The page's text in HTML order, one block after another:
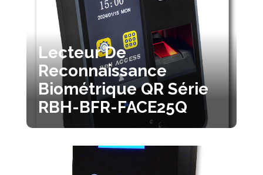
Lecteur De
Reconnaissance
Biométrique QR Série
RBH-BFR-FACE25Q